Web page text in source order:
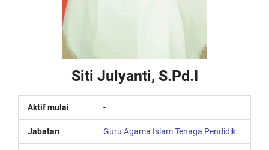
Siti Julyanti, S.Pd.I
Aktif mulai -
Jabatan Guru Agama IslamTenaga Pendidik